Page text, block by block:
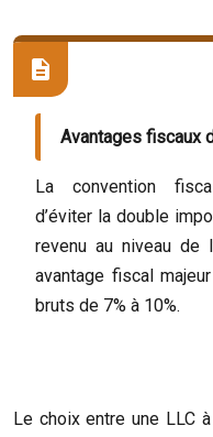
Avantages fiscaux
La convention
d’éviter la double
revenu au niveau de
avantage fiscal
bruts de 7% à 10%.
Le choix entre une LLC